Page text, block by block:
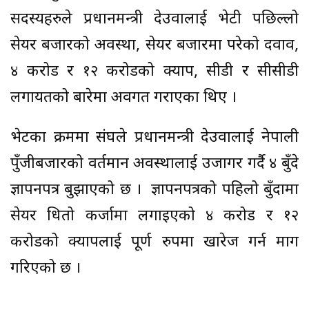
सदस्यहरुले प्रधानमन्त्री देउवालाई भेटी पछिल्लो
सेयर बजारको अवस्था, सेयर बजारमा परेको दवाव,
४ करोड र १२ करोडको क्याप, सीडी र सीसीडी
लगायतको बारेमा अवगत गराएका थिए ।
भेटका क्रममा संघले प्रधानमन्त्री देउवालाई नेपाली
पुँजीबजारको वर्तमान अवस्थालाई उजागर गर्दै ४ बुँदे
ज्ञापनपत्र बुझाएको छ । ज्ञापनपत्रको पहिलो बुँदामा
सेयर धितो कर्जामा लगाइएको ४ करोड र १२
करोडको क्यापलाई पूर्ण रुपमा खारेज गर्न माग
गरिएको छ ।